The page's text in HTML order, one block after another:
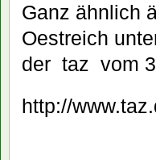
Ganz ähnlich
Oestreich
der taz vom
http://